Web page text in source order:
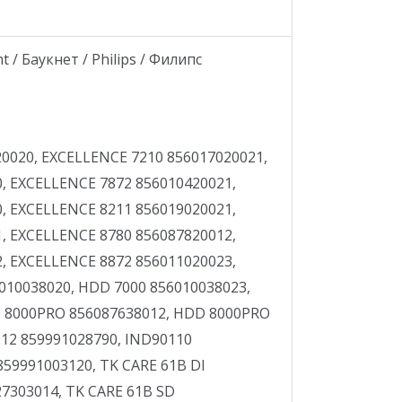
/ Баукнет / Philips / Филипс
854070038014, AZI 800 KT 854080065000, AZI 800 KT 854080065001, AZI 800 KT 854080065002, AZI 800 KT 854080065003, AZI 8000 854080038011, AZI 8000 854080038012, AZI 8000 854080038013, DIGX 80110 854020138040, DLDX 70110 854020529040, DLDX 80110 854020329040, DLDX 80111 854020429040, DLDX 80112 854020629040, DLDX 90110 854020129040, DLDX 90111 854020229040, Whirlpool: AWB 615 857501132020, AWB 615 857501132021, AWB 720 857501142020, AWB 720 857501142021, AWB 721 857501214020, AWB 721 857501214021, AWB 777 857501182020, AWB 777 857501182021, AWB 825 857501213021, AWB 866 857501172020, AWB 866 857501172021, AWB 888 857501192020, AWB 888 857501192021, AWC 610 857501122020, AWC 610 857501122021, AWZ 5788 857585812011, AWZ 5788 857585812012, AWZ 5788 857585812013, AWZ 5788 857585812014, AWZ 5888 857501112020, AWZ 5888 857501112021, AWZ 5888 857501112022, AWZ 7100 SL 857502310020, AWZ 7100 SL 857502310021, AWZ 7100 WH 857502210020, AWZ 7100 WH 857502210021, AWZ 7356 857574612011, AWZ 7356 857574612012, AWZ 7456 857500112020, AWZ 7456 857500112021, AWZ 7456 857500112022, AWZ 7456 857500112023, AWZ 7556 857576612011, AWZ 7556 857576612012, AWZ 7556 857576612013, AWZ 7556 857576612014, AWZ 7777 857584712011, AWZ 7777 857584712012, AWZ 7777 857584712013, AWZ 7777 857584712014, AWZ 9777 857584412011, AWZ 9777 857584412012, AWZ 9777 857584412013, AWZ 9777 857584412014, AWZ 9888 857500512020, AWZ 9888 857500512021, AWZ 9888 857500512022, AWZ 9888 857500512023, AWZ8CD/PRO 857500201050, AWZ9788 857585712011, AWZ9788 857585712012, AWZ9788 857585712013, AWZ9788 857585712014, AWZ9CD/PRO 857500101050, AZA 9780 857597810011, AZA 9780 857597820011, AZA 9780 857597820012, AZA 9780 857597826011, AZA 9780 857597829011, AZA 9780 857597829012, AZA 9780 857597830011, AZA 9780 857597831711, AZA9000 857597838011, AZA9000 857597838012, AZA9680 857596829011, AZA9680 857596829012, AZA9680 857597818011, AZB 1039 857501410020, AZB 1039 857501410021, AZB 6000 857565738011, AZB 6000 857565738012, AZB 6070 857566703011, AZB 6070 857566703012, AZB 6100 857502020020, AZB 6100 857502020021, AZB 6370 857563901011, AZB 6370 857563901012, AZB 6370 857563901013, AZB 6370 857563901014, AZB 6370 857563965011, AZB 6370 857563965012, AZB 6370 857563965013, AZB 6370 857563965014, AZB 6470 857564726011, AZB 6470 857564726012, AZB 6470 857564726013, AZB 6470 857564726014, AZB 6570 857565703011, AZB 6570 857565703012, AZB 6570 857565703013, AZB 6570 857565703014, AZB 6570 857565716011, AZB 6570 857565716012, AZB 6570 857565717011, AZB 6570 857565717012, AZB 6570 857565717013, AZB 6570 857565717014, AZB 6570 857565720011, AZB 6570 857565720012, AZB 6571 857565729011, AZB 6571 857565729012, AZB 6571 857565729013, AZB 6571 857565729014, AZB 6583 857500